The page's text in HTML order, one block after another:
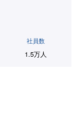
社員数
1.5万人